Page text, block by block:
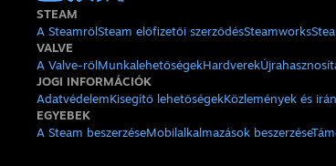
STEAM
A SteamrőlSteam előfizetői szerződésSteamworks
VALVE
A Valve-rőlMunkalehetőségekHardverek
JOGI INFORMÁCIÓK
AdatvédelemKisegítő lehetőségekKözlemények és
EGYEBEK
A Steam beszerzéseMobilalkalmazások beszerzése